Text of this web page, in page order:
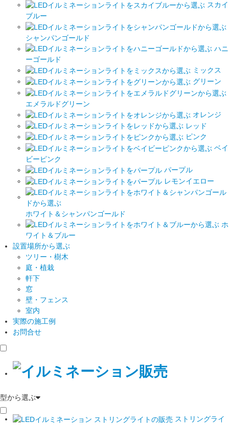
スカイ
ブルー
シャンパンゴールド
ハニ
ーゴールド
ミックス
グリーン
エメラルドグリーン
オレンジ
レッド
ピンク
ベイ
ビーピンク
パープル
レモンイエロー
ホワイト＆シャンパンゴールド
ホ
ワイト＆ブルー
設置場所から選ぶ
ツリー・樹木
庭・植栽
軒下
窓
壁・フェンス
室内
実際の施工例
お問合せ
型から選ぶ
ストリングライ